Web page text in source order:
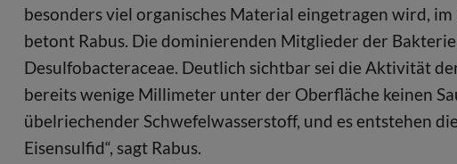
besonders viel organisches Material eingetragen wird,
betont Rabus. Die dominierenden Mitglieder der
Desulfobacteraceae. Deutlich sichtbar sei die Aktivität
bereits wenige Millimeter unter der Oberfläche keinen
übelriechender Schwefelwasserstoff, und es entstehen
Eisensulfid“, sagt Rabus.